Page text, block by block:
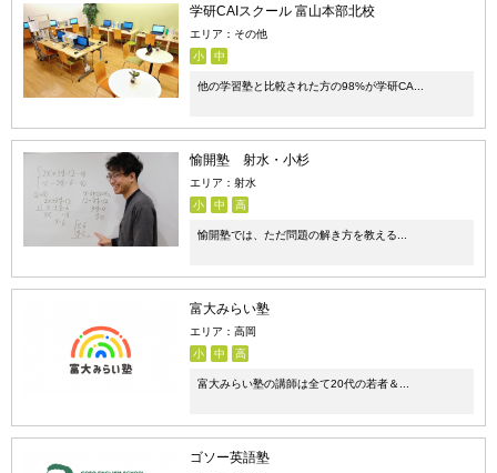
学研CAIスクール 富山本部北校
エリア：その他
小
中
他の学習塾と比較された方の98%が学研CA...
愉開塾 射水・小杉
エリア：射水
小
中 高
愉開塾では、ただ問題の解き方を教える...
富大みらい塾
エリア：高岡
小
中 高
富大みらい塾の講師は全て20代の若者＆...
ゴソー英語塾